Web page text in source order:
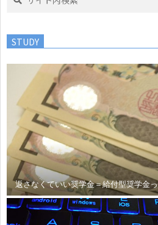
STUDY
返さなくていい奨学金＝給付型奨学金